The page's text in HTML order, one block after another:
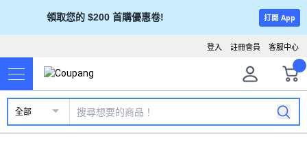
領取您的 $200 首購優惠卷! 打開 App
客服中心
註冊會員
登入
全部